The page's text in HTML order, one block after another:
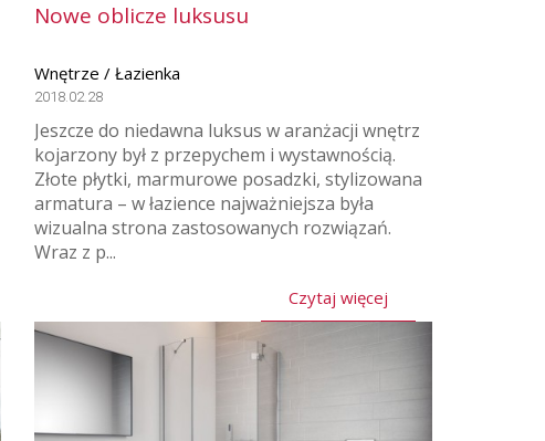
Nowe oblicze luksusu
Wnętrze / Łazienka
2018.02.28
Jeszcze do niedawna luksus w aranżacji wnętrz
kojarzony był z przepychem i wystawnością.
Złote płytki, marmurowe posadzki, stylizowana
armatura – w łazience najważniejsza była
wizualna strona zastosowanych rozwiązań.
Wraz z p...
Czytaj więcej